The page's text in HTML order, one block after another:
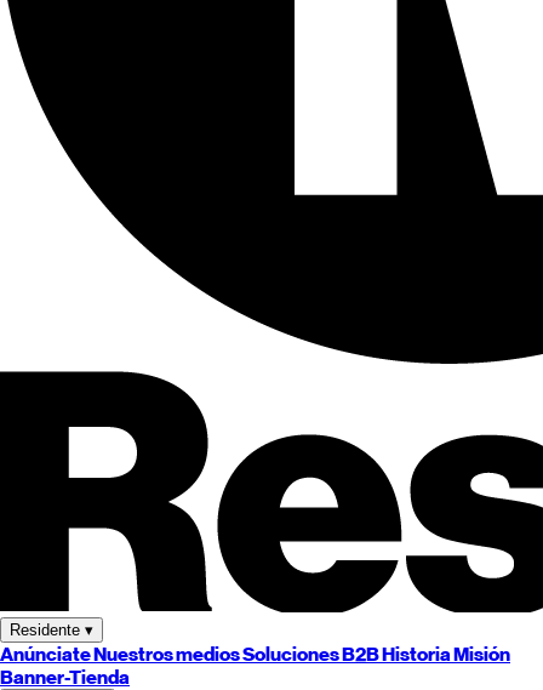
Residente ▾
AnúnciateNuestros mediosSoluciones B2BHistoriaMisión
Banner-Tienda